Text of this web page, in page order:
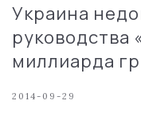
Украина
руководства
миллиарда
2014-09-29